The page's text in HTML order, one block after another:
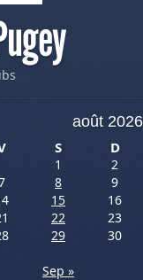
août 2026
S D
1
2
8
9
15
16
22
23
29
30
Sep »